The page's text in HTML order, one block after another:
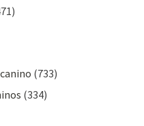
(733)
(334)